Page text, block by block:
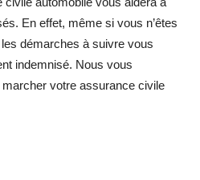
En effet, même si vous n’êtes
démarches à suivre vous
indemnisé. Nous vous
votre assurance civile